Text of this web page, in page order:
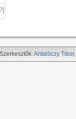
]
Szerkesztők:Antalóczy Tibor,